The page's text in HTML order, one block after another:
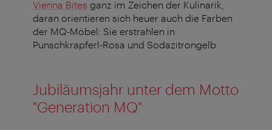
Vienna Bites ganz im Zeichen der Kulinarik,
daran orientieren sich heuer auch die Farben
der MQ-Möbel: Sie erstrahlen in
Punschkrapferl-Rosa und Sodazitrongelb.
Jubiläumsjahr unter dem Motto
"Generation MQ"